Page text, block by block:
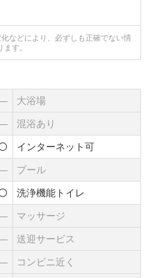
などにより、必ずしも正確でない情
す。
大浴場
混浴あり
インターネット可
プール
洗浄機能トイレ
マッサージ
送迎サービス
コンビニ近く